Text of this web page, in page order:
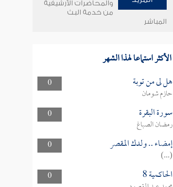
والمحاضرات الأرشيفية
من خدمة البث
المباشر
الأكثر استماعا لهذا الشهر
0 هل لى من توبة
حازم شومان
0
سورة البقرة
رمضان الصباغ
0
إمضاء .. ولدك المقصر
(...)
0
الحاكمية 8